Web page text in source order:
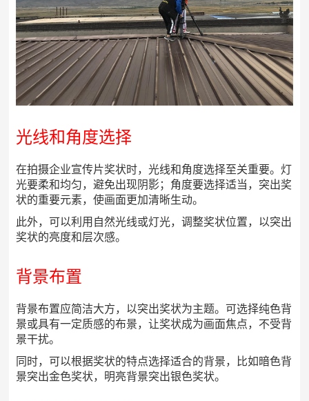
光线和角度选择
在拍摄企业宣传片奖状时，光线和角度选择至关重要。灯
光要柔和均匀，避免出现阴影；角度要选择适当，突出奖
状的重要元素，使画面更加清晰生动。
此外，可以利用自然光线或灯光，调整奖状位置，以突出
奖状的亮度和层次感。
背景布置
背景布置应简洁大方，以突出奖状为主题。可选择纯色背
景或具有一定质感的布景，让奖状成为画面焦点，不受背
景干扰。
同时，可以根据奖状的特点选择适合的背景，比如暗色背
景突出金色奖状，明亮背景突出银色奖状。